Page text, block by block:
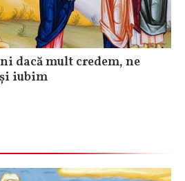
dacă mult credem, ne
iubim